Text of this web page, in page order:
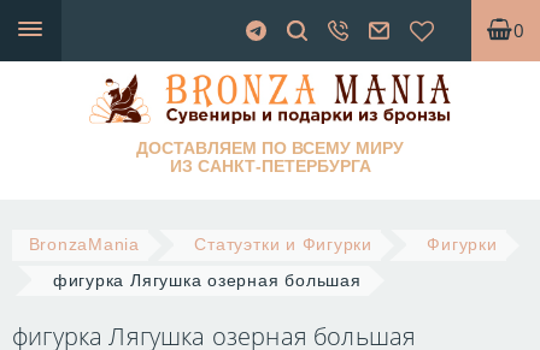
0
ДОСТАВЛЯЕМ ПО ВСЕМУ МИРУ
ИЗ САНКТ-ПЕТЕРБУРГА
BronzaMania Статуэтки и Фигурки
Фигурки
фигурка Лягушка озерная большая
фигурка Лягушка озерная большая